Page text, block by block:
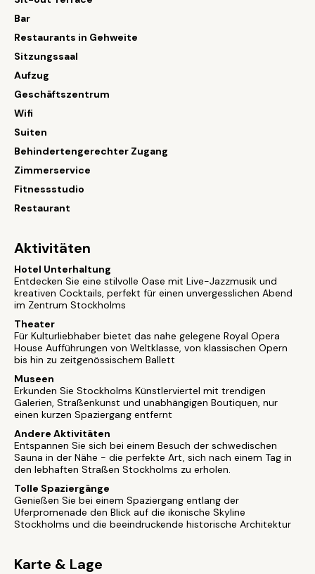
Bar
Restaurants in Gehweite
Sitzungssaal
Aufzug
Geschäftszentrum
Wifi
Suiten
Behindertengerechter Zugang
Zimmerservice
Fitnessstudio
Restaurant
Aktivitäten
Hotel Unterhaltung
Entdecken Sie eine stilvolle Oase mit Live-Jazzmusik und
kreativen Cocktails, perfekt für einen unvergesslichen Abend
im Zentrum Stockholms
Theater
Für Kulturliebhaber bietet das nahe gelegene Royal Opera
House Aufführungen von Weltklasse, von klassischen Opern
bis hin zu zeitgenössischem Ballett
Museen
Erkunden Sie Stockholms Künstlerviertel mit trendigen
Galerien, Straßenkunst und unabhängigen Boutiquen, nur
einen kurzen Spaziergang entfernt
Andere Aktivitäten
Entspannen Sie sich bei einem Besuch der schwedischen
Sauna in der Nähe - die perfekte Art, sich nach einem Tag in
den lebhaften Straßen Stockholms zu erholen.
Tolle Spaziergänge
Genießen Sie bei einem Spaziergang entlang der
Uferpromenade den Blick auf die ikonische Skyline
Stockholms und die beeindruckende historische Architektur
Karte & Lage